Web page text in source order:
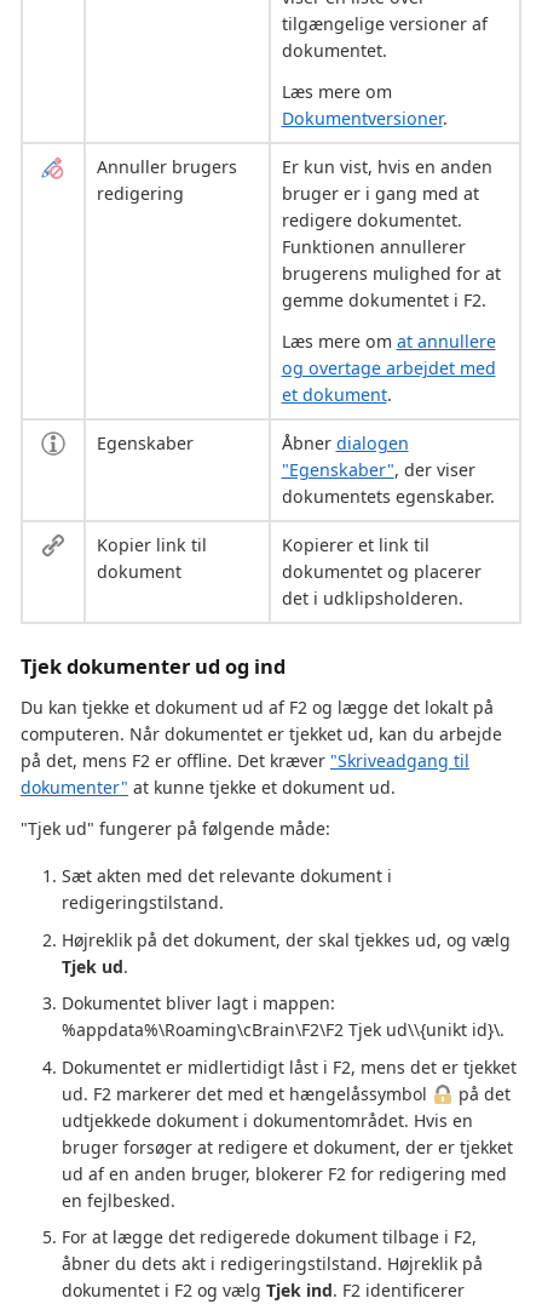
tilgængelige versioner af
dokumentet.
Læs mere om
Dokumentversioner.
Annuller brugers
redigering
Er kun vist, hvis en anden
bruger er i gang med at
redigere dokumentet.
Funktionen annullerer
brugerens mulighed for at
gemme dokumentet i F2.
Læs mere om at annullere
og overtage arbejdet med
et dokument.
Egenskaber Åbner dialogen
"Egenskaber", der viser
dokumentets egenskaber.
Kopier link til
dokument
Kopierer et link til
dokumentet og placerer
det i udklipsholderen.
Tjek dokumenter ud og ind
Du kan tjekke et dokument ud af F2 og lægge det lokalt på
computeren. Når dokumentet er tjekket ud, kan du arbejde
på det, mens F2 er offline. Det kræver "Skriveadgang til
dokumenter" at kunne tjekke et dokument ud.
"Tjek ud" fungerer på følgende måde:
Sæt akten med det relevante dokument i
redigeringstilstand.
Højreklik på det dokument, der skal tjekkes ud, og vælg
Tjek ud.
Dokumentet bliver lagt i mappen:
%appdata%\Roaming\cBrain\F2\F2 Tjek ud\\{unikt id}\.
Dokumentet er midlertidigt låst i F2, mens det er tjekket
ud. F2 markerer det med et hængelåssymbol
på det
udtjekkede dokument i dokumentområdet. Hvis en
bruger forsøger at redigere et dokument, der er tjekket
ud af en anden bruger, blokerer F2 for redigering med
en fejlbesked.
For at lægge det redigerede dokument tilbage i F2,
åbner du dets akt i redigeringstilstand. Højreklik på
dokumentet i F2 og vælg Tjek ind. F2 identificerer